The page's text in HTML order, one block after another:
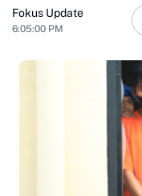
Fokus Update
6:05:00 PM